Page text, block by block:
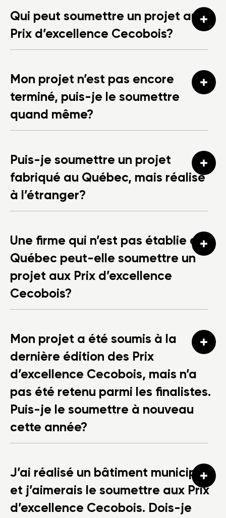
Qui peut soumettre un projet aux
Prix d’excellence Cecobois?
Mon projet n’est pas encore
terminé, puis-je le soumettre
quand même?
Puis-je soumettre un projet
fabriqué au Québec, mais réalisé
à l’étranger?
Une firme qui n’est pas établie au
Québec peut-elle soumettre un
projet aux Prix d’excellence
Cecobois?
Mon projet a été soumis à la
dernière édition des Prix
d’excellence Cecobois, mais n’a
pas été retenu parmi les finalistes.
Puis-je le soumettre à nouveau
cette année?
J’ai réalisé un bâtiment municipal
et j’aimerais le soumettre aux Prix
d’excellence Cecobois. Dois-je